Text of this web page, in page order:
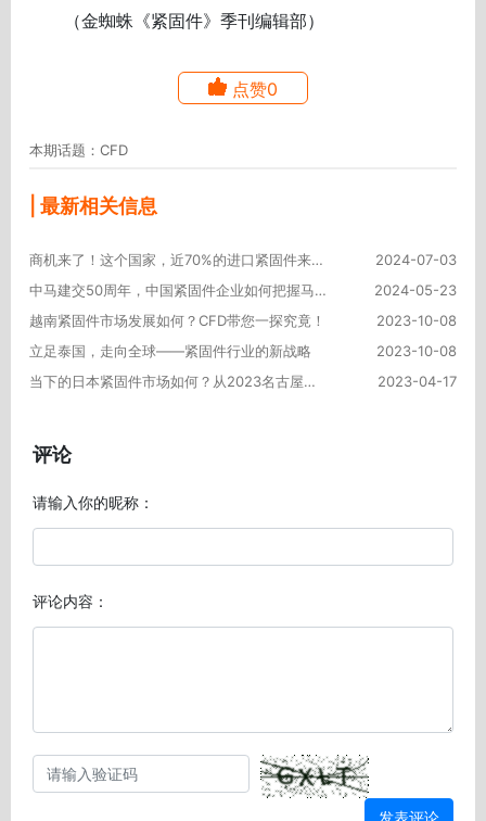
（金蜘蛛《紧固件》季刊编辑部）
点赞0
本期话题：CFD
| 最新相关信息
商机来了！这个国家，近70%的进口紧固件来自中国！
2024-07-03
中马建交50周年，中国紧固件企业如何把握马来西亚市场商机？
2024-05-23
越南紧固件市场发展如何？CFD带您一探究竟！
2023-10-08
立足泰国，走向全球——紧固件行业的新战略
2023-10-08
当下的日本紧固件市场如何？从2023名古屋工业展管中窥豹
2023-04-17
评论
请输入你的昵称：
评论内容：
发表评论